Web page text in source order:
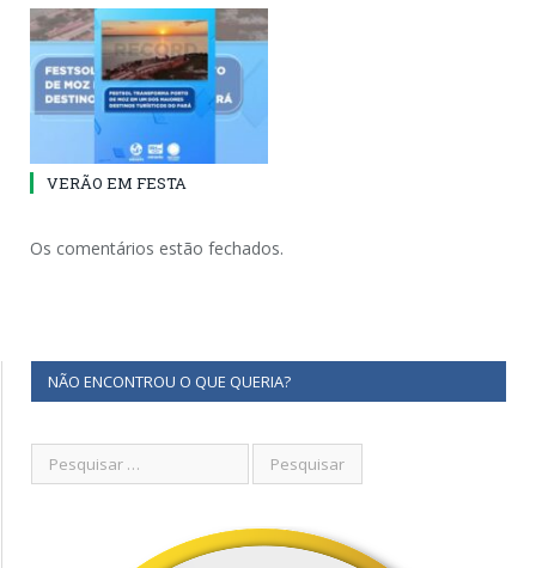
VERÃO EM FESTA
Os comentários estão fechados.
NÃO ENCONTROU O QUE QUERIA?